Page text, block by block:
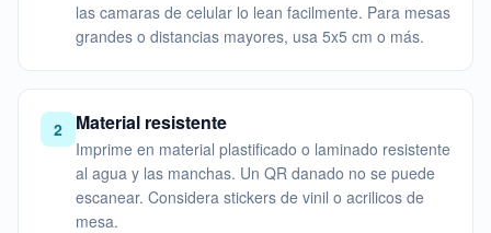
las camaras de celular lo lean facilmente. Para mesas
grandes o distancias mayores, usa 5x5 cm o más.
2 Material resistente
Imprime en material plastificado o laminado resistente
al agua y las manchas. Un QR danado no se puede
escanear. Considera stickers de vinil o acrilicos de
mesa.